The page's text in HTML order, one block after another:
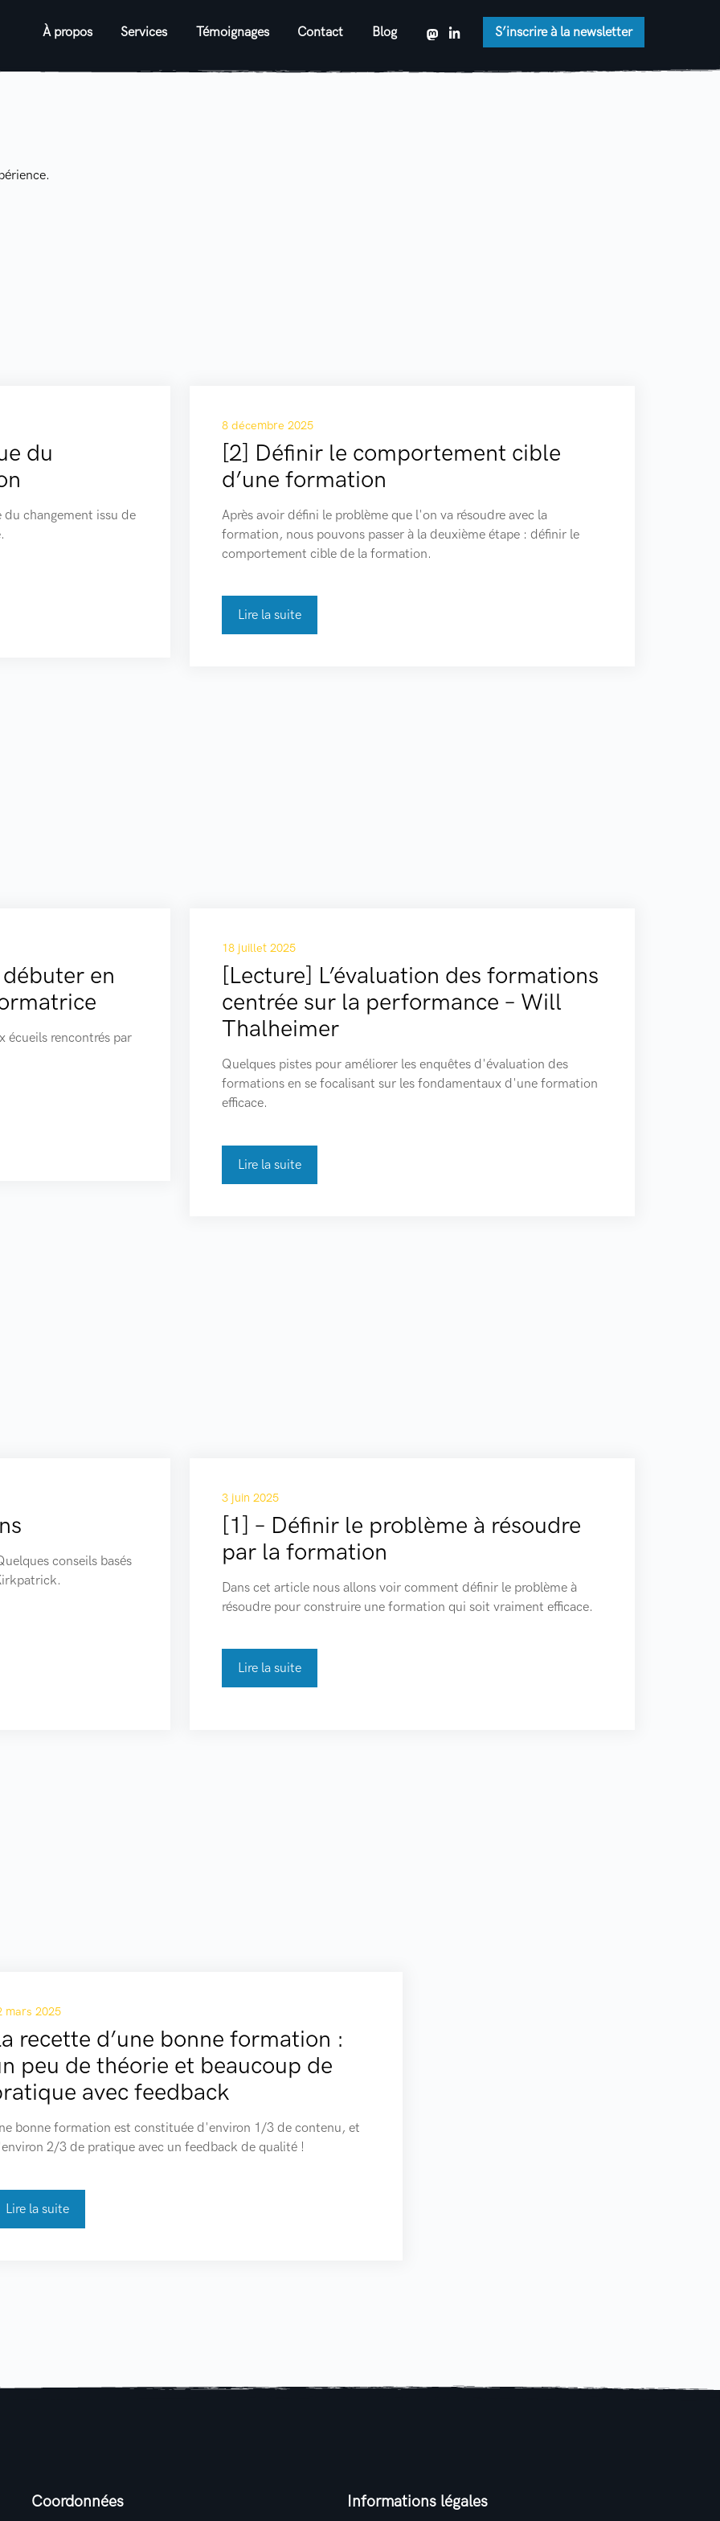
À propos Services Témoignages Contact Blog S’inscrire à la newsletter
du
changement issu de
8 décembre 2025
[2] Définir le comportement cible
d’une formation
Après avoir défini le problème que l'on va résoudre avec la
formation, nous pouvons passer à la deuxième étape : définir le
comportement cible de la formation.
Lire la suite
en
écueils rencontrés par
18 juillet 2025
[Lecture] L’évaluation des formations
centrée sur la performance – Will
Thalheimer
Quelques pistes pour améliorer les enquêtes d'évaluation des
formations en se focalisant sur les fondamentaux d'une formation
efficace.
Lire la suite
conseils basés
3 juin 2025
[1] – Définir le problème à résoudre
par la formation
Dans cet article nous allons voir comment définir le problème à
résoudre pour construire une formation qui soit vraiment efficace.
Lire la suite
mars 2025
recette d’une bonne formation :
peu de théorie et beaucoup de
avec feedback
bonne formation est constituée d'environ 1/3 de contenu, et
2/3 de pratique avec un feedback de qualité !
Lire la suite
Coordonnées Informations légales